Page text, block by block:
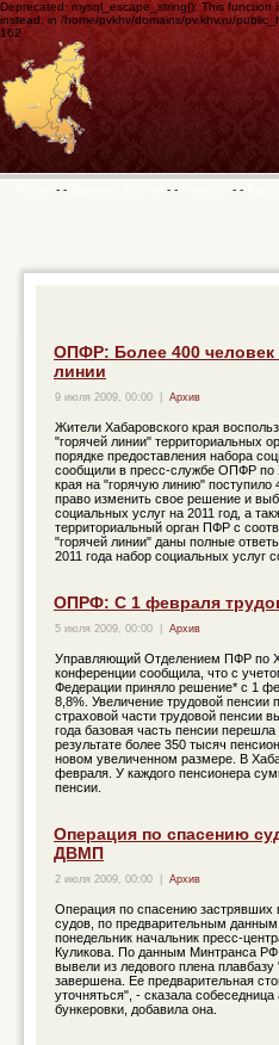
Deprecated: mysql_escape_string(): This
instead. in /home/pvkhv/domains/pv.khv.ru/
162
- - - - - -
ОПФР: Более 400 человек
линии
9 июля 2009, 00:00 Архив
Жители Хабаровского края
"горячей линии" территориальных
порядке предоставления набора
сообщили в пресс-службе ОПФР по
края на "горячую линию" поступило
право изменить свое решение и
социальных услуг на 2011 год, а
территориальный орган ПФР с
"горячей линии" даны полные
2011 года набор социальных услуг
ОПРФ: С 1 февраля
5 июля 2009, 00:00 Архив
Управляющий Отделением ПФР по
конференции сообщила, что с
Федерации приняло решение* с 1
8,8%. Увеличение трудовой пенсии
страховой части трудовой пенсии
года базовая часть пенсии
результате более 350 тысяч
новом увеличенном размере. В
февраля. У каждого пенсионера
пенсии.
Операция по спасению
ДВМП
2 июля 2009, 00:00 Архив
Операция по спасению застрявших
судов, по предварительным
понедельник начальник пресс-
Куликова. По данным Минтранса
вывели из ледового плена
завершена. Ее предварительная
уточняться", - сказала
бункеровки, добавила она.